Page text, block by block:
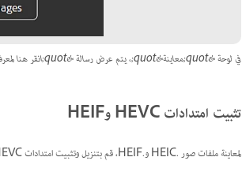
في لوحة &quot;معاينة&quot;، يتم عرض رسالة &quot;انقر هنا لمعرفة كيفية معاينة صور HEIC&quot;.
تثبيت امتدادات HEVC وHEIF
لمعاينة ملفات صور .HEIC و.HEIF، قم بتنزيل وتثبيت امتدادات HEVC وHEIF مباشرة من متجر Microsoft.